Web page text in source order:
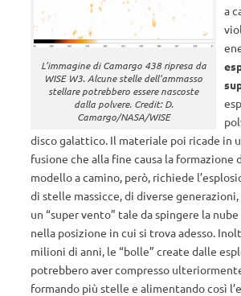
L’immagine di Camargo 438 ripresa da
WISE W3. Alcune stelle dell’ammasso
stellare potrebbero essere nascoste
dalla polvere. Credit: D.
Camargo/NASA/WISE
a
disco galattico. Il materiale poi ricade in
fusione che alla fine causa la formazione
modello a camino, però, richiede
di stelle massicce, di diverse
un “super vento” tale da spingere la nube
nella posizione in cui si trova adesso.
milioni di anni, le “bolle” create dalle
potrebbero aver compresso
formando più stelle e alimentando così